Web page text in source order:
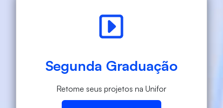
Segunda Graduação
Retome seus projetos na Unifor